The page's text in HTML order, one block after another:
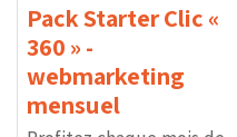
Pack Starter Clic «
360 » -
webmarketing
mensuel